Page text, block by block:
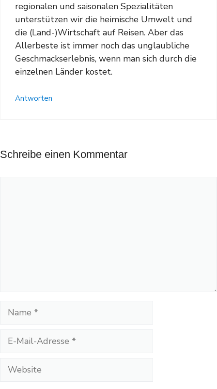
regionalen und saisonalen Spezialitäten
unterstützen wir die heimische Umwelt und
die (Land-)Wirtschaft auf Reisen. Aber das
Allerbeste ist immer noch das unglaubliche
Geschmackserlebnis, wenn man sich durch die
einzelnen Länder kostet.
Antworten
Schreibe einen Kommentar
Name
Website